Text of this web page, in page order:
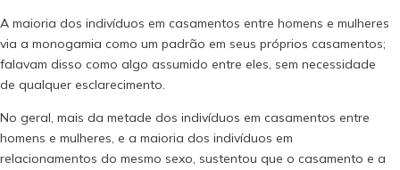
A maioria dos indivíduos em casamentos entre homens e mulheres
via a monogamia como um padrão em seus próprios casamentos;
falavam disso como algo assumido entre eles, sem necessidade
de qualquer esclarecimento.
No geral, mais da metade dos indivíduos em casamentos entre
homens e mulheres, e a maioria dos indivíduos em
relacionamentos do mesmo sexo, sustentou que o casamento e a